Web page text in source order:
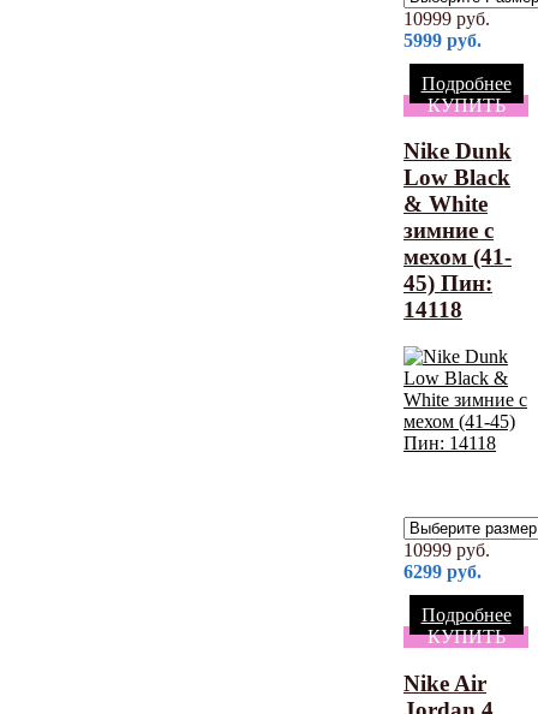
10999 руб.
5999 руб.
Подробнее
КУПИТЬ
Nike Dunk
Low Black
& White
зимние с
мехом (41-
45) Пин:
14118
10999 руб.
6299 руб.
Подробнее
КУПИТЬ
Nike Air